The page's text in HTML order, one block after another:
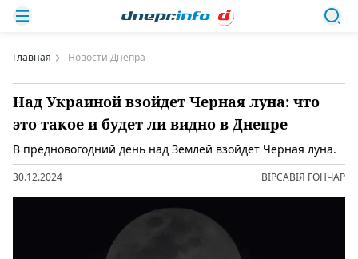
Главная Новости Днепра
Над Украиной взойдет Черная луна: что
это такое и будет ли видно в Днепре
В предновогодний день над Землей взойдет Черная луна.
30.12.2024 ВІРСАВІЯ ГОНЧАР